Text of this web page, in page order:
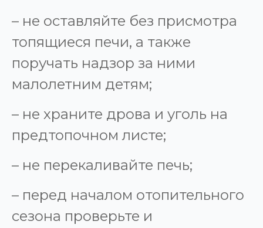
– не оставляйте без присмотра
топящиеся печи, а также
поручать надзор за ними
малолетним детям;
– не храните дрова и уголь на
предтопочном листе;
– не перекаливайте печь;
– перед началом отопительного
сезона проверьте и